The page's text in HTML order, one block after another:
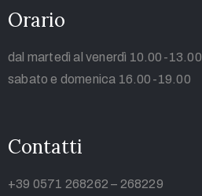
Orario
dal martedì al venerdì 10.00-13.00
sabato e domenica 16.00-19.00
Contatti
+39 0571 268262 – 268229